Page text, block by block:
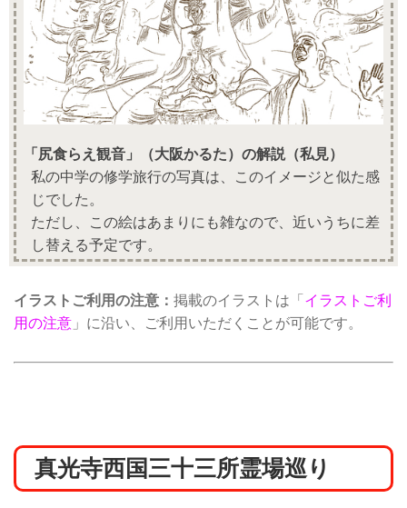
「尻食らえ観音」（大阪かるた）の解説（私見）
私の中学の修学旅行の写真は、このイメージと似た感
じでした。
ただし、この絵はあまりにも雑なので、近いうちに差
し替える予定です。
イラストご利用の注意： 掲載のイラストは「 イラストご利
用の注意 」に沿い、ご利用いただくことが可能です。
真光寺西国三十三所霊場巡り